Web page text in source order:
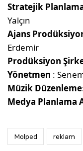
Stratejik
Yalçın
Ajans
Erdemir
Prodüksiyon
Yönetmen :
Müzik Düzenleme
Medya Planlama
Molped reklam